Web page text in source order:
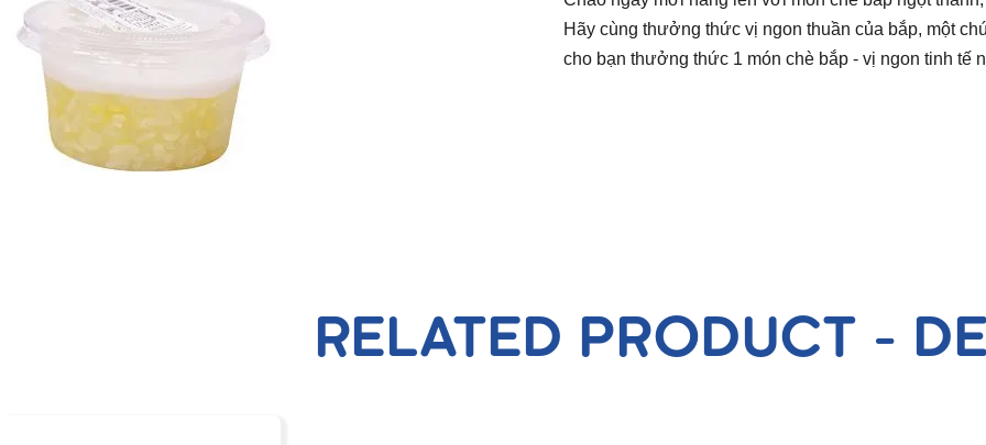
Hãy cùng thưởng thức vị ngon thuần của bắp, một
cho bạn thưởng thức 1 món chè bắp - vị ngon tinh tế
RELATED PRODUCT -